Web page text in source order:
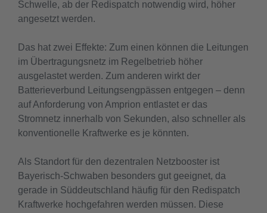
Schwelle, ab der Redispatch notwendig wird, höher
angesetzt werden.
Das hat zwei Effekte: Zum einen können die Leitungen
im Übertragungsnetz im Regelbetrieb höher
ausgelastet werden. Zum anderen wirkt der
Batterieverbund Leitungsengpässen entgegen – denn
auf Anforderung von Amprion entlastet er das
Stromnetz innerhalb von Sekunden, also schneller als
konventionelle Kraftwerke es je könnten.
Als Standort für den dezentralen Netzbooster ist
Bayerisch-Schwaben besonders gut geeignet, da
gerade in Süddeutschland häufig für den Redispatch
Kraftwerke hochgefahren werden müssen. Diese